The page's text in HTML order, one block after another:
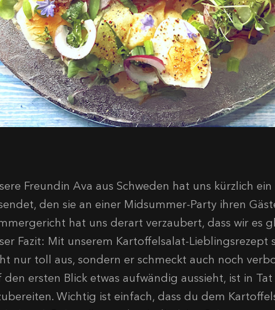
Freundin Ava aus Schweden hat uns kürzlich
den sie an einer Midsummer-Party ihren
hat uns derart verzaubert, dass wir es
Fazit: Mit unserem Kartoffelsalat-Lieblingsrezept
nur toll aus, sondern er schmeckt auch noch
den ersten Blick etwas aufwändig aussieht, ist in
Wichtig ist einfach, dass du dem